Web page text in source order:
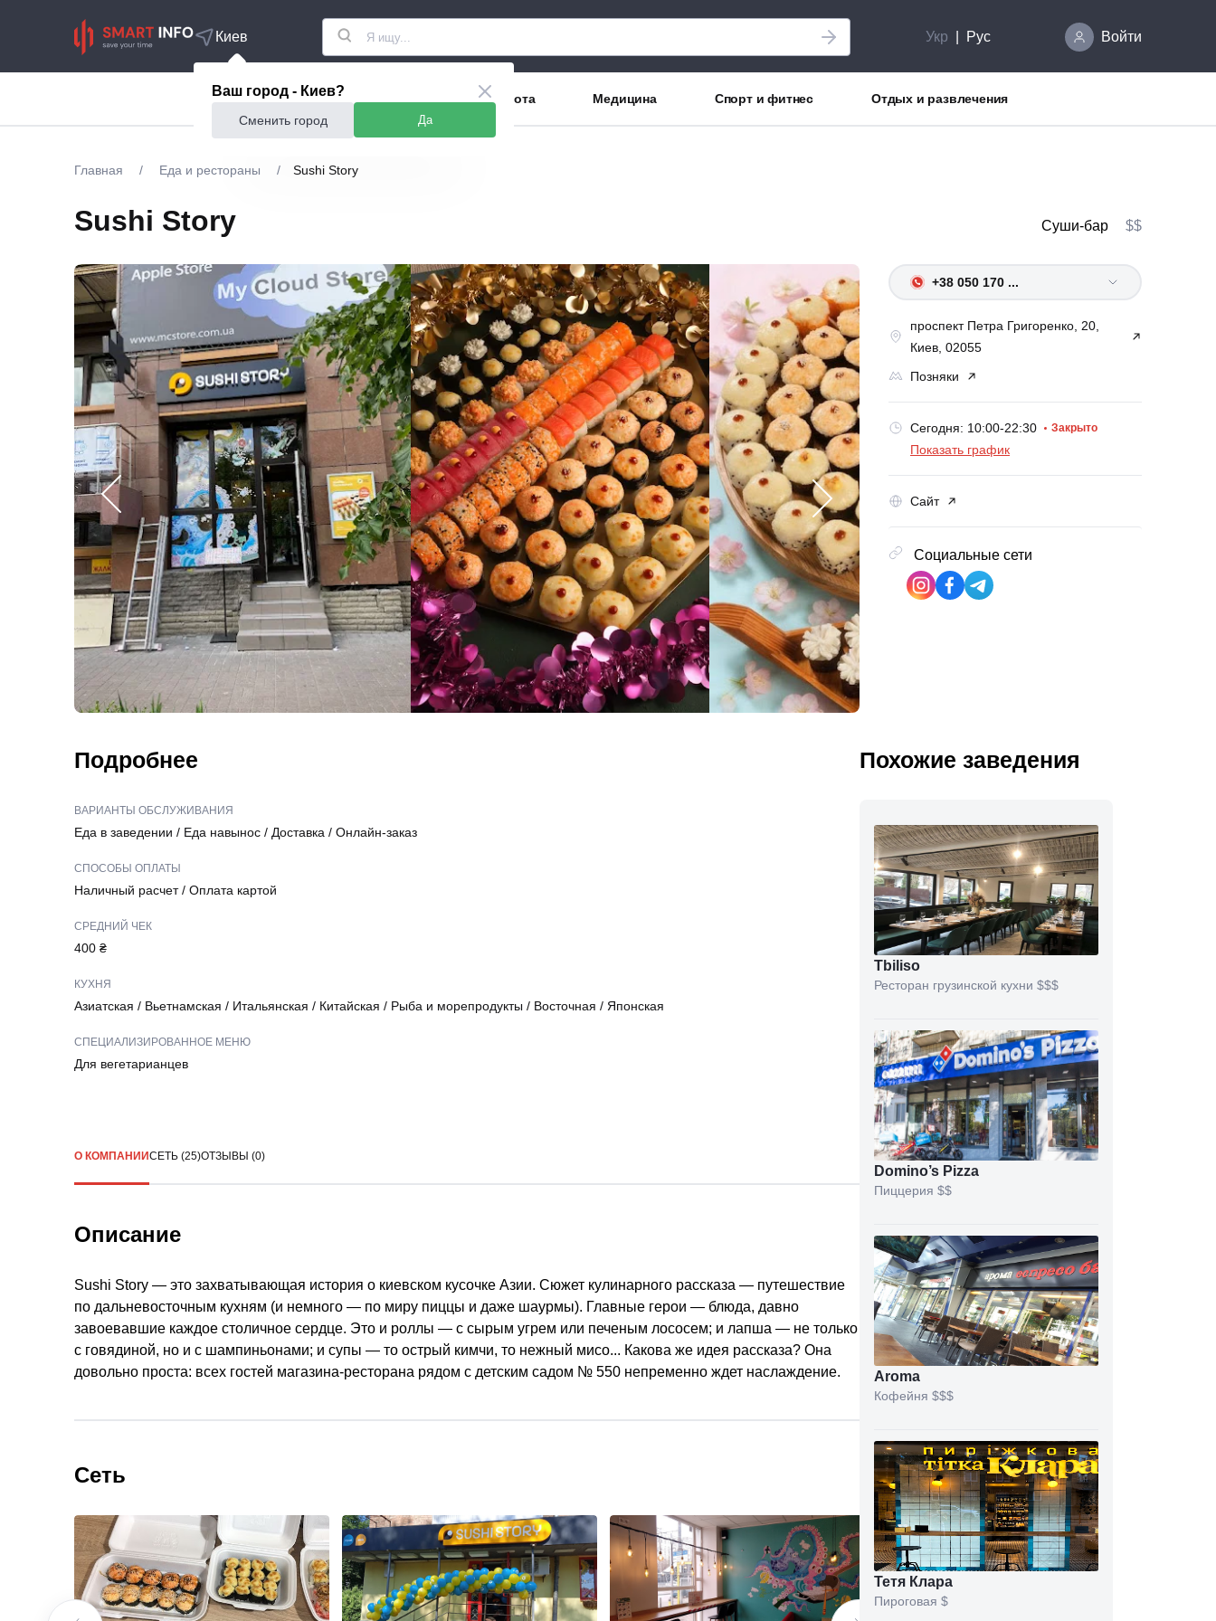
Киев
Ваш город - Киев?
Сменить город Да
Укр Рус Войти
Акции Еда и рестораны Красота Медицина Спорт и фитнес Отдых и развлечения
Главная / Еда и рестораны / Sushi Story
Sushi Story Суши-бар $$
+38 050 170 ...
проспект Петра Григоренко, 20,
Киев, 02055
Позняки
Сегодня: 10:00-22:30 Закрыто
Показать график
Сайт
Социальные сети
Подробнее
ВАРИАНТЫ ОБСЛУЖИВАНИЯ
Еда в заведении / Еда навынос / Доставка / Онлайн-заказ
СПОСОБЫ ОПЛАТЫ
Наличный расчет/ Оплата картой
СРЕДНИЙ ЧЕК
400 ₴
КУХНЯ
Азиатская / Вьетнамская / Итальянская / Китайская / Рыба и морепродукты / Восточная / Японская
СПЕЦИАЛИЗИРОВАННОЕ МЕНЮ
Для вегетарианцев
О КОМПАНИИСЕТЬ (25)ОТЗЫВЫ (0)
Описание
Sushi Story — это захватывающая история о киевском кусочке Азии. Сюжет кулинарного рассказа — путешествие
по дальневосточным кухням (и немного — по миру пиццы и даже шаурмы). Главные герои — блюда, давно
завоевавшие каждое столичное сердце. Это и роллы — с сырым угрем или печеным лососем; и лапша — не только
с говядиной, но и с шампиньонами; и супы — то острый кимчи, то нежный мисо... Какова же идея рассказа? Она
довольно проста: всех гостей магазина-ресторана рядом с детским садом № 550 непременно ждет наслаждение.
Сеть
Похожие заведения
Tbiliso
Ресторан грузинской кухни $$$
Domino’s Pizza
Пиццерия $$
Aroma
Кофейня $$$
Тетя Клара
Пироговая $